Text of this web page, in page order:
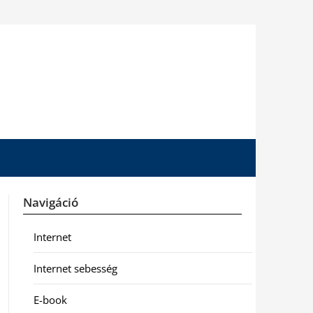
Navigáció
Internet
Internet sebesség
E-book